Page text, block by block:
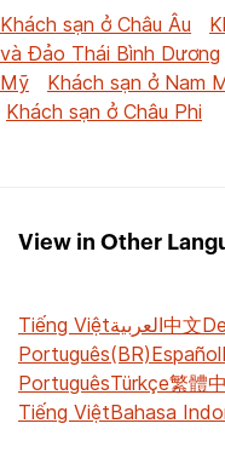
Khách sạn ở Châu Âu
và Đảo Thái Bình Dương
Mỹ
Khách sạn ở Nam
Khách sạn ở Châu Phi
View in Other
Tiếng Việtالعربية中文
Português(BR)Español
PortuguêsTürkçe繁體
Tiếng ViệtBahasa